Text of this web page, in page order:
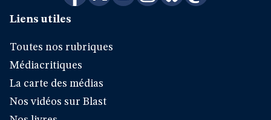
Liens utiles
Toutes nos rubriques
Médiacritiques
La carte des médias
Nos vidéos sur Blast